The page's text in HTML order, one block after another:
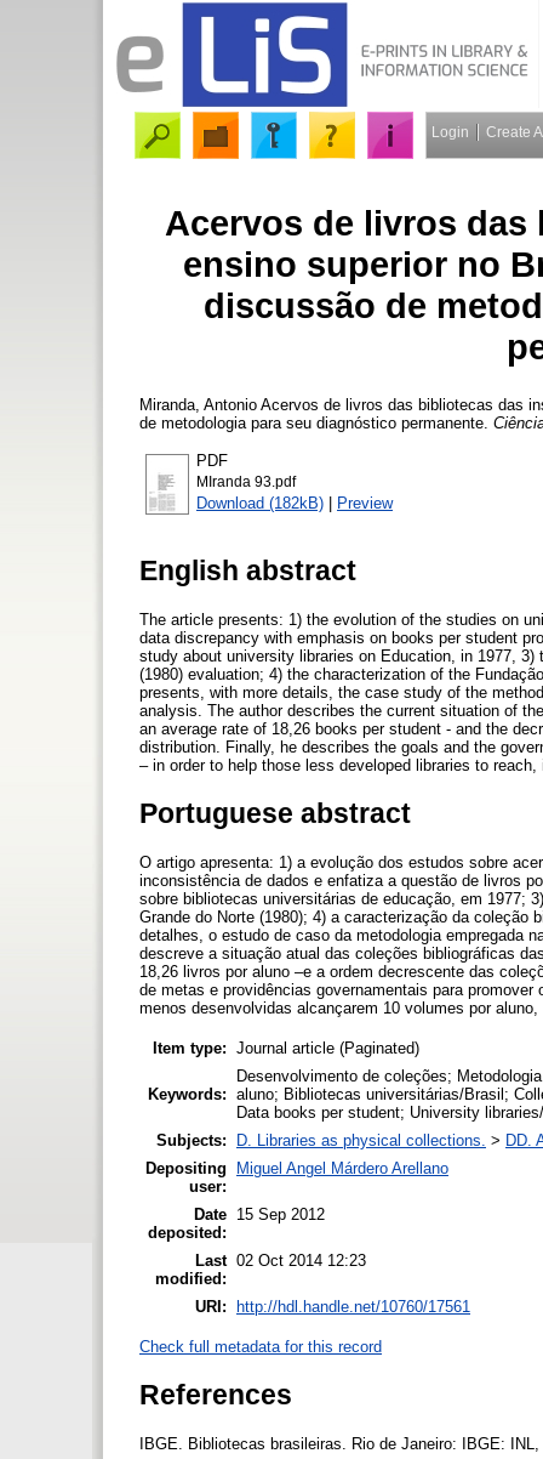
Login Create
Acervos de livros
ensino superior no
discussão de
Miranda, Antonio Acervos de livros das bibliotecas das
de metodologia para seu diagnóstico permanente.
PDF
MIranda 93.pdf
Download (182kB) | Preview
English abstract
The article presents: 1) the evolution of the studies on
data discrepancy with emphasis on books per student
study about university libraries on Education, in 1977,
(1980) evaluation; 4) the characterization of the
presents, with more details, the case study of the
analysis. The author describes the current situation of
an average rate of 18,26 books per student - and the
distribution. Finally, he describes the goals and the
– in order to help those less developed libraries to
Portuguese abstract
O artigo apresenta: 1) a evolução dos estudos sobre
inconsistência de dados e enfatiza a questão de livros
sobre bibliotecas universitárias de educação, em 1977;
Grande do Norte (1980); 4) a caracterização da coleção
detalhes, o estudo de caso da metodologia empregada
descreve a situação atual das coleções bibliográficas
18,26 livros por aluno –e a ordem decrescente das
de metas e providências governamentais para
menos desenvolvidas alcançarem 10 volumes por
Item type: Journal article (Paginated)
Keywords:
Desenvolvimento de coleções;
aluno; Bibliotecas universitárias/Brasil;
Data books per student; University
Subjects:
D. Libraries as physical collections. > DD.
Depositing
user:
Miguel Angel Márdero Arellano
Date
deposited:
15 Sep 2012
Last
modified:
02 Oct 2014 12:23
URI: http://hdl.handle.net/10760/17561
Check full metadata for this record
References
IBGE. Bibliotecas brasileiras. Rio de Janeiro: IBGE: